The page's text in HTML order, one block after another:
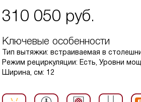
310 050 руб.
Ключевые особенности
Тип вытяжки: встраиваемая в
Режим рециркуляции: Есть, Уровни
Ширина, см: 12